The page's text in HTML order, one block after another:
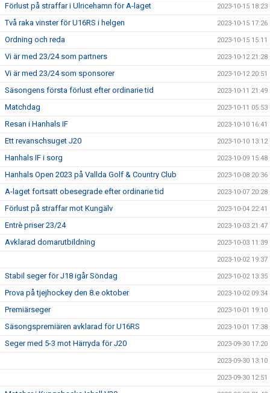
Förlust på straffar i Ulricehamn för A-laget 2023-10-15 18:23
Två raka vinster för U16RS i helgen 2023-10-15 17:26
Ordning och reda 2023-10-15 15:11
Vi är med 23/24 som partners 2023-10-12 21:28
Vi är med 23/24 som sponsorer 2023-10-12 20:51
Säsongens första förlust efter ordinarie tid 2023-10-11 21:49
Matchdag 2023-10-11 05:53
Resan i Hanhals IF 2023-10-10 16:41
Ett revanschsuget J20 2023-10-10 13:12
Hanhals IF i sorg 2023-10-09 15:48
Hanhals Open 2023 på Vallda Golf & Country Club 2023-10-08 20:36
A-laget fortsatt obesegrade efter ordinarie tid 2023-10-07 20:28
Förlust på straffar mot Kungälv 2023-10-04 22:41
Entrè priser 23/24 2023-10-03 21:47
Avklarad domarutbildning 2023-10-03 11:39
2023-10-02 19:37
Stabil seger för J18 igår Söndag 2023-10-02 13:35
Prova på tjejhockey den 8.e oktober 2023-10-02 09:34
Premiärseger 2023-10-01 19:10
Säsongspremiären avklarad för U16RS 2023-10-01 17:38
Seger med 5-3 mot Härryda för J20 2023-09-30 17:20
2023-09-30 13:10
2023-09-30 12:51